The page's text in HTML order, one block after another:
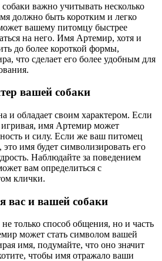
важно учитывать несколько
должно быть коротким и легко
вашему питомцу быстрее
на него. Имя Артемир, хотя и
до более короткой формы,
что сделает его более удобным для
вашей собаки
и обладает своим характером. Если
игривая, имя Артемир может
и силу. Если же ваш питомец
имя будет символизировать его
Наблюдайте за поведением
вам определиться с
клички.
вас и вашей собаки
только способ общения, но и часть
может стать символом вашей
имя, подумайте, что оно значит
чтобы имя отражало ваши